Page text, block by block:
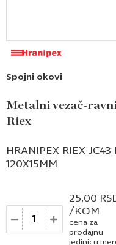
Spojni okovi
Metalni vezač-
Riex
HRANIPEX RIEX
120X15MM
Količina
25,00
/KOM
cena za
prodajnu
jedinicu